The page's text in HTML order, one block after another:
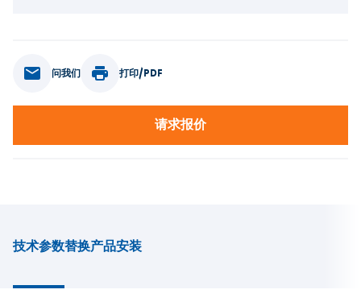
问我们 打印/PDF
请求报价
技术参数替换产品安装